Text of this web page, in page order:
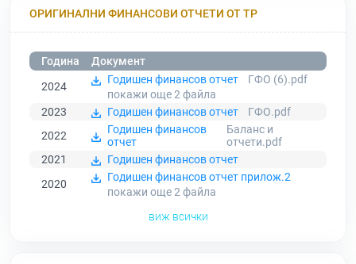
ОРИГИНАЛНИ ФИНАНСОВИ ОТЧЕТИ ОТ ТР
Година
Документ
2024
Годишен финансов отчет
ГФО (6).pdf
покажи още 2файла
2023
Годишен финансов отчет
ГФО.pdf
2022
Годишен финансов
отчет
Баланс и
отчети.pdf
2021
Годишен финансов отчет
2020
Годишен финансов отчет прилож.2
покажи още 2файла
виж всички